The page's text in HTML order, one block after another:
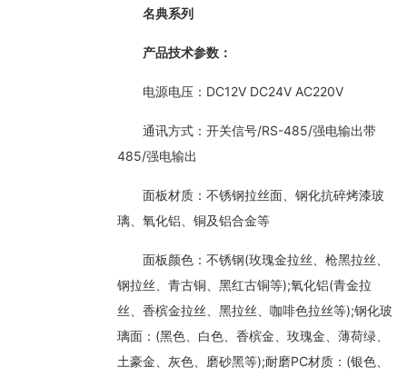
摇杆系列智能开关
精雕系列智能开关
名典系列
产品技术参数：
电源电压：DC12V DC24V AC220V
通讯方式：开关信号/RS-485/强电输出带
485/强电输出
面板材质：不锈钢拉丝面、钢化抗碎烤漆玻
璃、氧化铝、铜及铝合金等
面板颜色：不锈钢(玫瑰金拉丝、枪黑拉丝、
钢拉丝、青古铜、黑红古铜等);氧化铝(青金拉
丝、香槟金拉丝、黑拉丝、咖啡色拉丝等);钢化玻
璃面：(黑色、白色、香槟金、玫瑰金、薄荷绿、
土豪金、灰色、磨砂黑等);耐磨PC材质：(银色、